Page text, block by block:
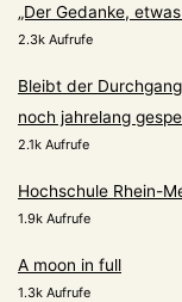
„Der Gedanke,
2.3k Aufrufe
Bleibt der
noch jahrelang
2.1k Aufrufe
Hochschule Rhein-
1.9k Aufrufe
A moon in full
1.3k Aufrufe